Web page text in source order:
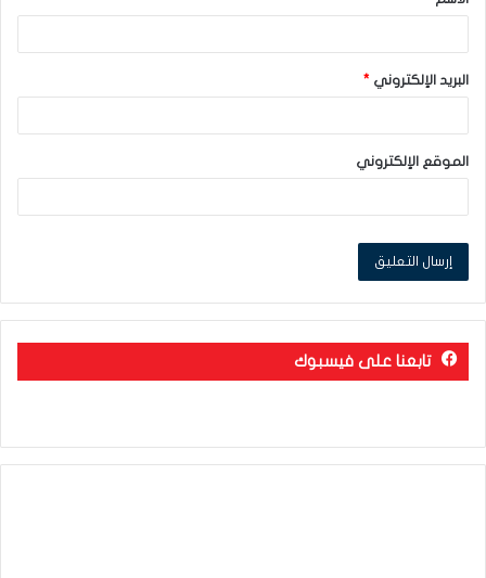
*
البريد الإلكتروني *
الموقع الإلكتروني
تابعنا على فيسبوك